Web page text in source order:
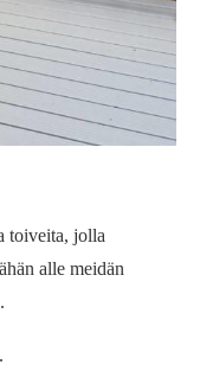
toiveita, jolla
alle meidän